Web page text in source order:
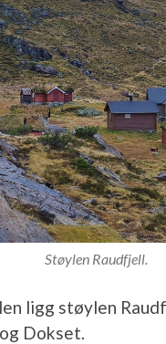
Støylen Raudfjell.
ligg støylen
Dokset.